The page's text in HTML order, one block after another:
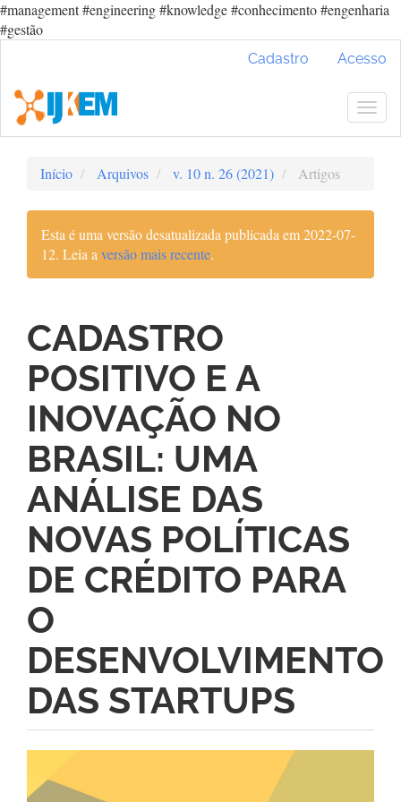
#management #engineering #knowledge #conhecimento #engenharia
#gestão
Conteúdo
principal
Barra
Cadastro Acesso
Início Arquivos v. 10 n. 26 (2021) Artigos
Esta é uma versão desatualizada publicada em 2022-07-
12. Leia a versão mais recente.
CADASTRO
POSITIVO E A
INOVAÇÃO NO
BRASIL: UMA
ANÁLISE DAS
NOVAS POLÍTICAS
DE CRÉDITO PARA
O
DESENVOLVIMENTO
DAS STARTUPS